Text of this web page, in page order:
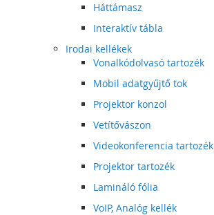
Háttámasz
Interaktív tábla
Irodai kellékek
Vonalkódolvasó tartozék
Mobil adatgyűjtő tok
Projektor konzol
Vetítővászon
Videokonferencia tartozék
Projektor tartozék
Lamináló fólia
VoIP, Analóg kellék